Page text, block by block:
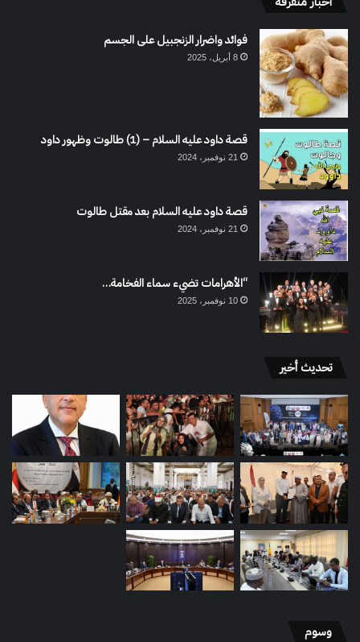
فوائد واضرار الزنجبيل على الجسم
8 أبريل، 2025
قصة داود عليه السلام – (1) طالوت وظهور داود
21 نوفمبر، 2024
قصة داود عليه السلام بعد مقتل طالوت
21 نوفمبر، 2024
“الأهرامات تضيء سماء الفخامة…
10 نوفمبر، 2025
تحديث أخير
وسوم